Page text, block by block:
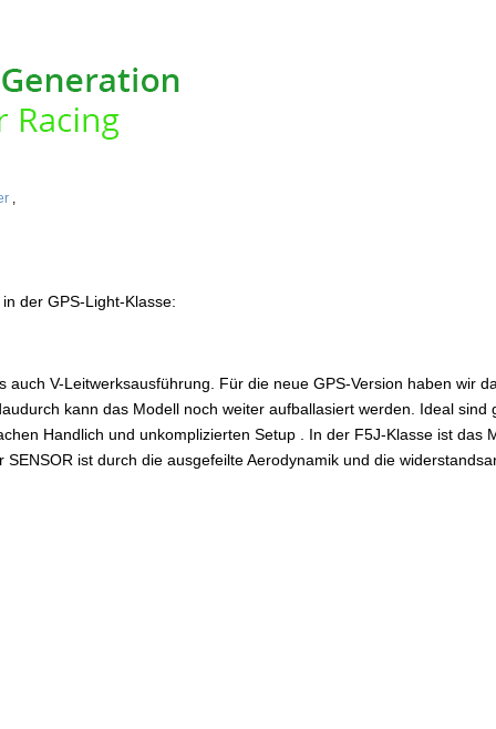
der GPS-Light-Klasse:
V-Leitwerksausführung. Für die neue GPS-Version haben wir
kann das Modell noch weiter aufballasiert werden. Ideal sind
Handlich und unkomplizierten Setup . In der F5J-Klasse ist das
ist durch die ausgefeilte Aerodynamik und die